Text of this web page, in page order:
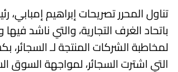
تناول المحرر تصريحات إبراهيم
باتحاد الغرف التجارية، والتي ناشد فيها
لمخاطبة الشركات المنتجة لـ السجائر،
التي اشترت السجائر، لمواجهة السوق